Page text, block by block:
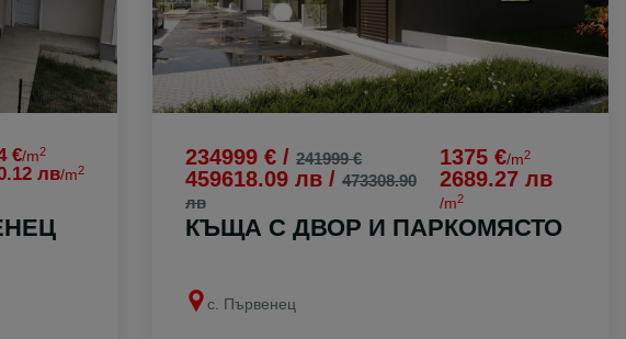
€/m2
лв/m2
234999 € / 241999 €
459618.09 лв / 473308.90
лв
1375 €/m2
2689.27 лв
/m2
КЪЩА С ДВОР И ПАРКОМЯСТО
с. Първенец